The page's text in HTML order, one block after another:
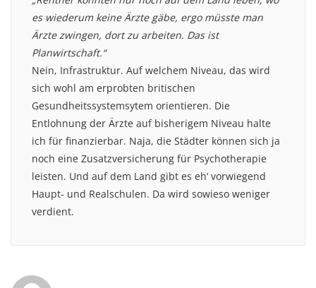
es wiederum keine Ärzte gäbe, ergo müsste man
Ärzte zwingen, dort zu arbeiten. Das ist
Planwirtschaft.“
Nein, Infrastruktur. Auf welchem Niveau, das wird
sich wohl am erprobten britischen
Gesundheitssystemsytem orientieren. Die
Entlohnung der Ärzte auf bisherigem Niveau halte
ich für finanzierbar. Naja, die Städter können sich ja
noch eine Zusatzversicherung für Psychotherapie
leisten. Und auf dem Land gibt es eh‘ vorwiegend
Haupt- und Realschulen. Da wird sowieso weniger
verdient.